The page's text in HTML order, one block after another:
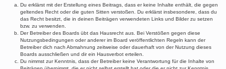
Du erklärst mit der Erstellung eines Beitrags, dass er keine Inhalte enthält, die gegen
geltendes Recht oder die guten Sitten verstoßen. Du erklärst insbesondere, dass du
das Recht besitzt, die in deinen Beiträgen verwendeten Links und Bilder zu setzen
bzw. zu verwenden.
Der Betreiber des Boards übt das Hausrecht aus. Bei Verstößen gegen diese
Nutzungsbedingungen oder anderer im Board veröffentlichten Regeln kann der
Betreiber dich nach Abmahnung zeitweise oder dauerhaft von der Nutzung dieses
Boards ausschließen und dir ein Hausverbot erteilen.
Du nimmst zur Kenntnis, dass der Betreiber keine Verantwortung für die Inhalte von